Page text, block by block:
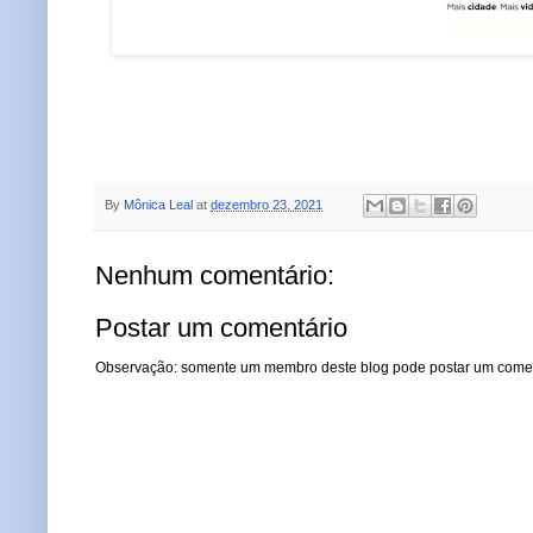
By Mônica Leal at dezembro 23, 2021
Nenhum comentário:
Postar um comentário
Observação: somente um membro deste blog pode postar um